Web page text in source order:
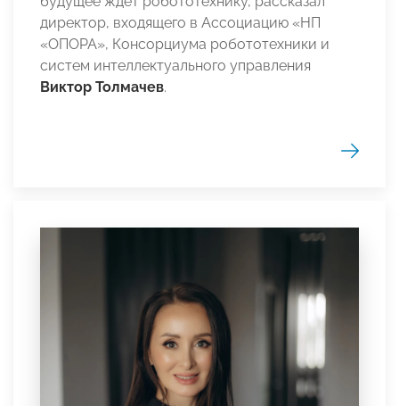
директор, входящего в Ассоциацию «НП
«ОПОРА», Консорциума робототехники и
систем интеллектуального управления
Виктор Толмачев.